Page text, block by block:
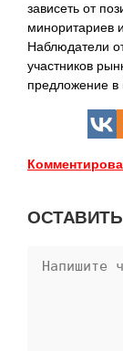
зависеть от
миноритариев
Наблюдатели
участников
предложение в